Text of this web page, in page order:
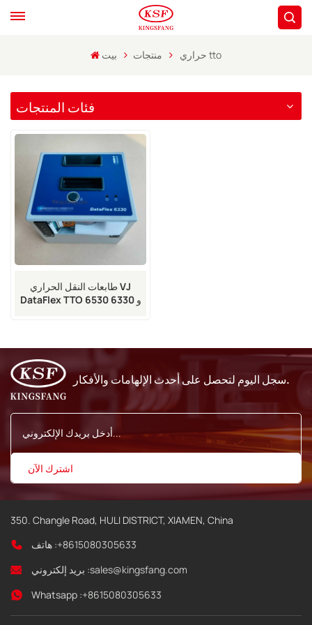
بيت منتجات حراري tto
فئات المنتجات
طابعات النقل الحراري VJ
DataFlex TTO 6530 و 6330
سجل اليوم لتحصل على أحدث الإلهامات والأفكار.
350. Changle Road, HULI DISTRICT, XIAMEN, China
هاتف :+8615080305633
بريد إلكتروني :sales@kingsfang.com
Whatsapp :+8615080305633